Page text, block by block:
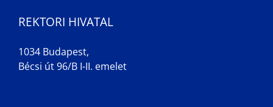
REKTORI HIVATAL
1034 Budapest,
Bécsi út 96/B I-II. emelet